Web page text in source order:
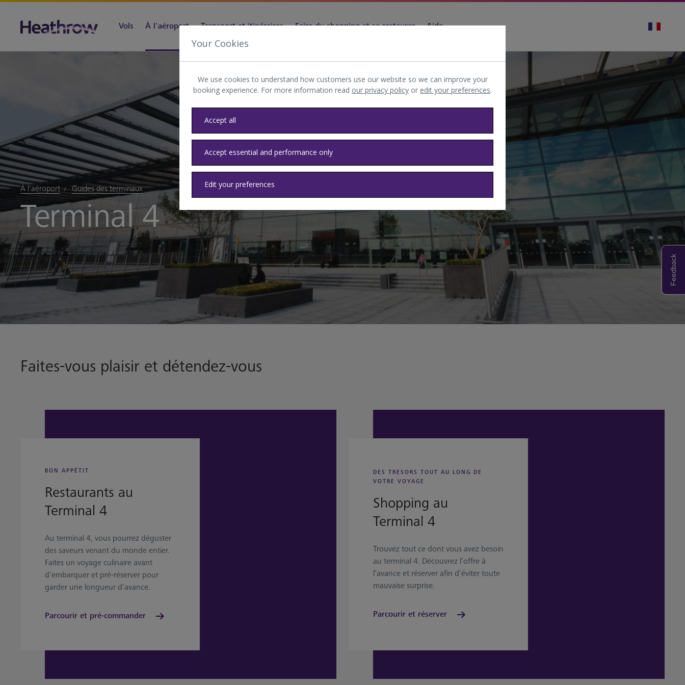
Vols À l'aéroport Transport et itinéraires Faire du shopping et se restaurer Aide
À l'aéroport Guides des terminaux
Terminal 4
Faites-vous plaisir et détendez-vous
BON APPÉTIT
Restaurants au
Terminal 4
Au terminal 4, vous pourrez déguster
des saveurs venant du monde entier.
Faites un voyage culinaire avant
d’embarquer et pré-réserver pour
garder une longueur d’avance.
Parcourir et pré-commander
DES TRESORS TOUT AU LONG DE
VOTRE VOYAGE
Shopping au
Terminal 4
Trouvez tout ce dont vous avez besoin
au terminal 4. Découvrez l’offre à
l’avance et réserver afin d’éviter toute
mauvaise surprise.
Parcourir et réserver
Your Cookies
We use cookies to understand how customers use our website so we can improve your
booking experience. For more information read our privacy policy or edit your preferences.
Accept all
Accept essential and performance only
Edit your preferences
Feedback